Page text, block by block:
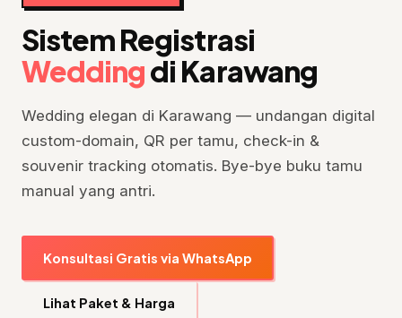
Sistem Registrasi
Weddingdi Karawang
Wedding elegan di Karawang — undangan digital
custom-domain, QR per tamu, check-in &
souvenir tracking otomatis. Bye-bye buku tamu
manual yang antri.
Konsultasi Gratis via WhatsApp
Lihat Paket & Harga